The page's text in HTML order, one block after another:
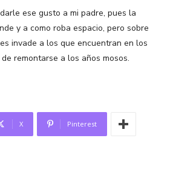
ese gusto a mi padre, pues la
y a como roba espacio, pero sobre
invade a los que encuentran en los
remontarse a los años mosos.
X Pinterest